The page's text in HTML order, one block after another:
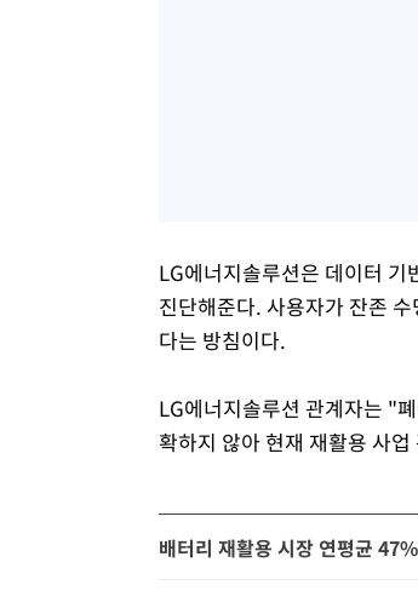
LG에너지솔루션은 데이터
진단해준다. 사용자가 잔존
다는 방침이다.
LG에너지솔루션 관계자는 "
확하지 않아 현재 재활용 사
배터리 재활용 시장 연평균